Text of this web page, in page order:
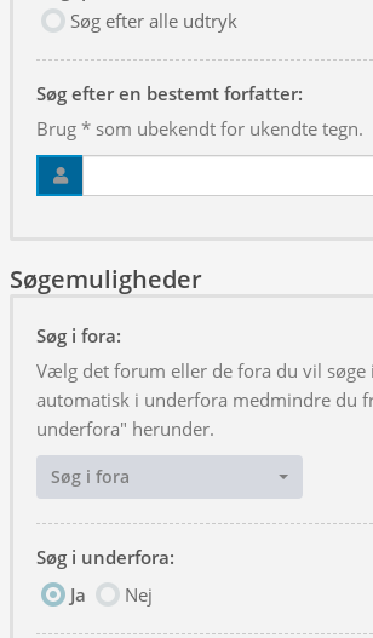
Søg efter alle udtryk
Søg efter en bestemt forfatter:
Brug * som ubekendt for ukendte tegn.
Søgemuligheder
Søg i fora:
Vælg det forum eller de fora du vil søge
automatisk i underfora medmindre du
underfora" herunder.
Søg i fora
Søg i underfora:
Ja
Nej